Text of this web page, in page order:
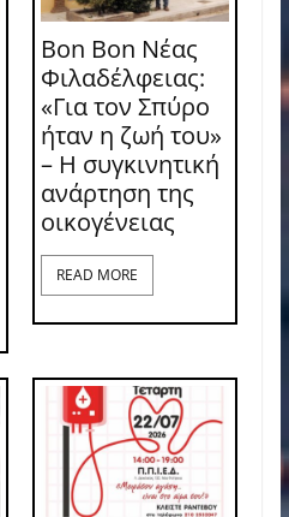
Bon Bon Νέας
Φιλαδέλφειας:
«Για τον Σπύρο
ήταν η ζωή του»
– Η συγκινητική
ανάρτηση της
οικογένειας
READ MORE